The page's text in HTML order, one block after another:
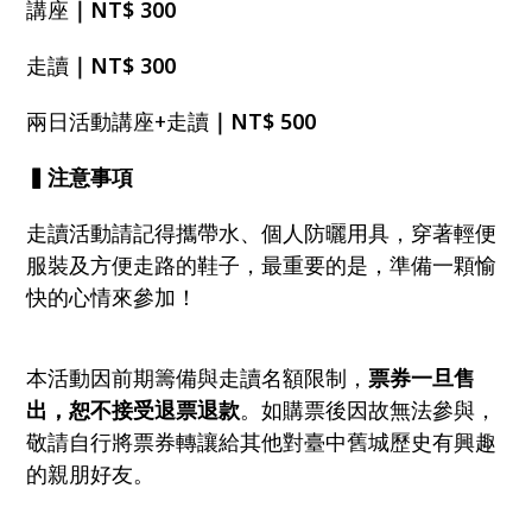
講座 ｜NT$ 300
走讀 ｜NT$ 300
兩日活動講座+走讀 ｜NT$ 500
▍注意事項
走讀活動請記得攜帶水、個人防曬用具，穿著輕便
服裝及方便走路的鞋子，最重要的是，準備一顆愉
快的心情來參加！
本活動因前期籌備與走讀名額限制， 票券一旦售
出，恕不接受退票退款。如購票後因故無法參與，
敬請自行將票券轉讓給其他對臺中舊城歷史有興趣
的親朋好友。